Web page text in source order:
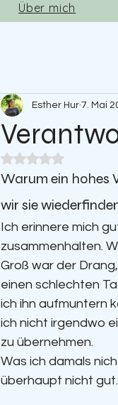
Über mich
Esther Hur 7. Mai
Mit NaN von 5
Warum ein hohes
wir sie
Ich erinnere mich
zusammenhalten.
Groß war der
einen schlechten
ich ihn aufmuntern
ich nicht irgendwo
zu übernehmen.
Was ich damals
überhaupt nicht gut.